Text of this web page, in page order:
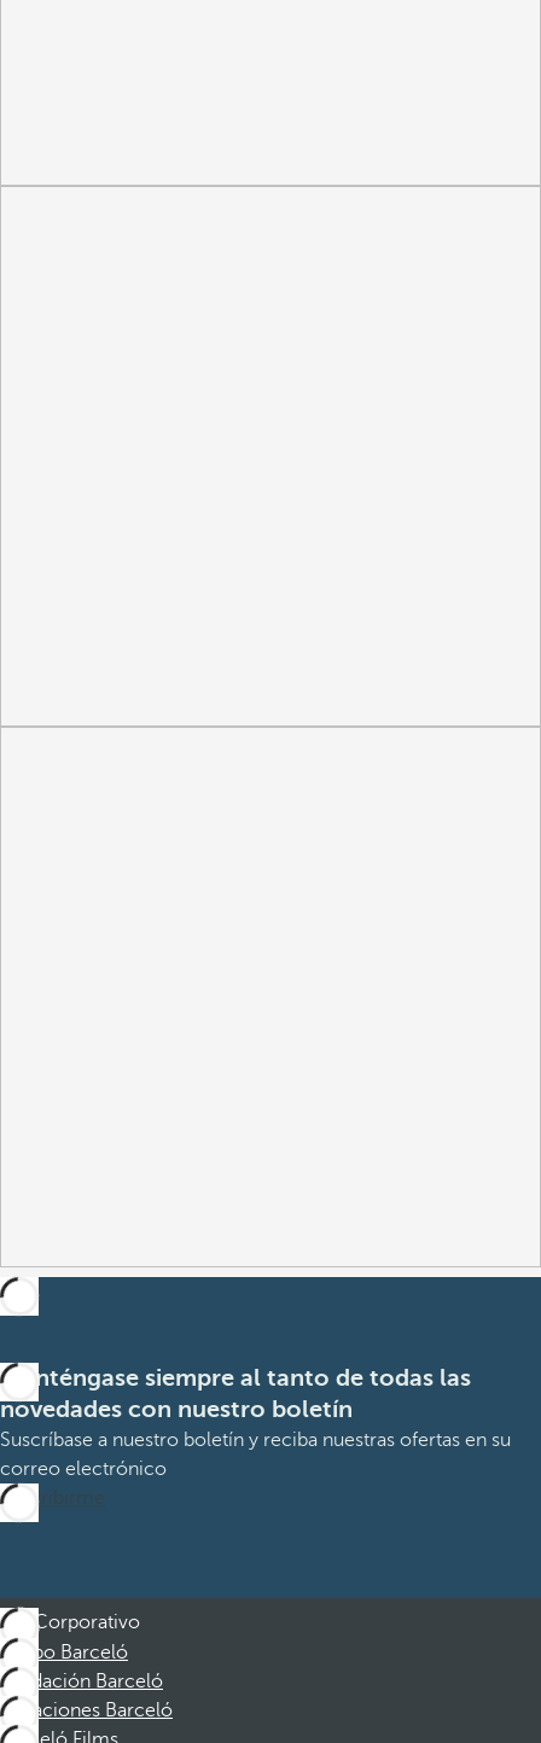
Manténgase siempre al tanto de todas las
novedades con nuestro boletín
Suscríbase a nuestro boletín y reciba nuestras ofertas en su
correo electrónico
Suscribirme
Corporativo
Grupo Barceló
Fundación Barceló
Vacaciones Barceló